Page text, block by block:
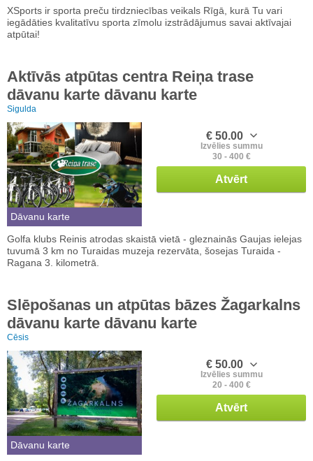
XSports ir sporta preču tirdzniecības veikals Rīgā, kurā Tu vari
iegādāties kvalitatīvu sporta zīmolu izstrādājumus savai aktīvajai
atpūtai!
Aktīvās atpūtas centra Reiņa trase
dāvanu karte dāvanu karte
Sigulda
Dāvanu karte
€ 50.00
Izvēlies summu
30 - 400 €
Atvērt
Golfa klubs Reinis atrodas skaistā vietā - gleznainās Gaujas ielejas
tuvumā 3 km no Turaidas muzeja rezervāta, šosejas Turaida -
Ragana 3. kilometrā.
Slēpošanas un atpūtas bāzes Žagarkalns
dāvanu karte dāvanu karte
Cēsis
Dāvanu karte
€ 50.00
Izvēlies summu
20 - 400 €
Atvērt